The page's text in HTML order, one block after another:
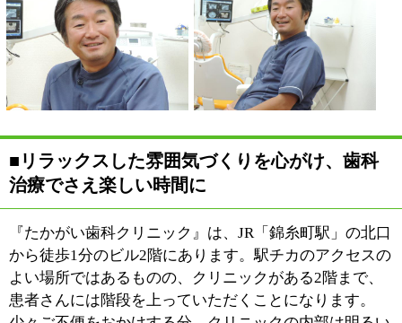
用意していたのですが、最近はみなさんスマホなどで好
きな曲を楽しんでいらっしゃいますね。歯科治療は決し
て特別なことではありませんし、少しでも楽しい時間で
あった方がいいですよね。どんな時にも、なるべく楽し
く。それが当クリニックのスタイルなんです（笑）。
い歯科治療を実践
当院では、機器の滅菌・室内
の清潔には十分配慮しており
ます。また、虫歯や歯周病の
治療から審美歯科、インプラ
ントまでさまざまな症状に対
応しています。私が幼少期に
受けた歯科治療に比べて、ま
た歯科医師として診療をスタートした後も、歯科治療は
常に進化を続けてきました。治療に使用する歯科材料も
そうですし、治療技術や機械などについても格段にレベ